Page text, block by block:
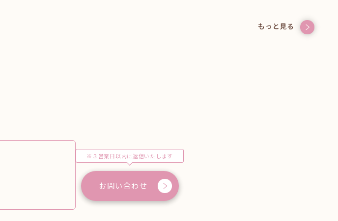
もっと見る
※３営業日以内に返信いたします
お問い合わせ